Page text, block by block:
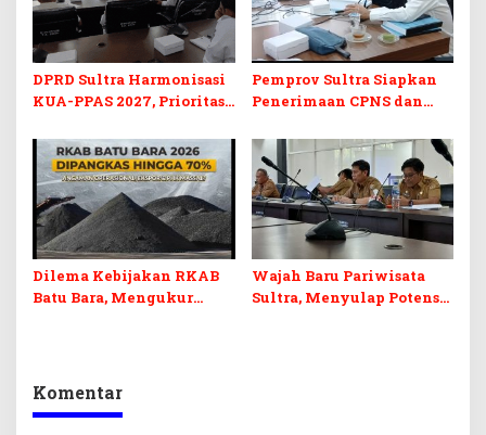
DPRD Sultra Harmonisasi
KUA-PPAS 2027, Prioritas
dan Pelunasan Utang
Infrastruktur
Pemprov Sultra Siapkan
Penerimaan CPNS dan
Desak Formasi Disabilitas
Dilema Kebijakan RKAB
Batu Bara, Mengukur
Wajah Baru Pariwisata
Sultra, Menyulap Potensi
Komentar